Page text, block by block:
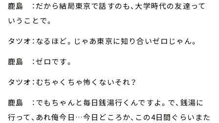
鹿島 ：だから結局東京で話すのも、大学時代の友達って
いうことで。
タツオ：なるほど。じゃあ東京に知り合いゼロじゃん。
鹿島 ：ゼロです。
タツオ：むちゃくちゃ怖くないそれ？
鹿島 ：でもちゃんと毎日銭湯行くんですよ。で、銭湯に
行って、あれ俺今日…今日どころか、この4日間ぐらいまた